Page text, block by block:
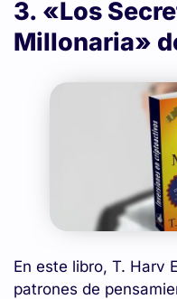
3. «Los
Millonaria»
En este libro, T. Harv
patrones de